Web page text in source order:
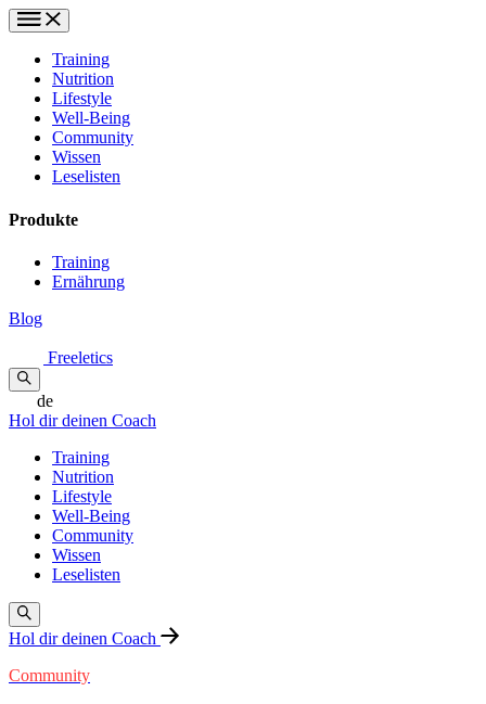
Training
Nutrition
Lifestyle
Well-Being
Community
Wissen
Leselisten
Produkte
Training
Ernährung
Blog
Freeletics
de
Hol dir deinen Coach
Training
Nutrition
Lifestyle
Well-Being
Community
Wissen
Leselisten
Hol dir deinen Coach
Community